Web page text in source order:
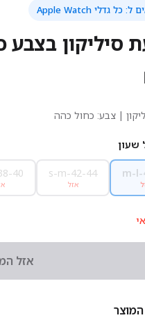
ל: כל גדלי Apple Watch
סיליקון בצבע
| צבע: כחול כהה
שעון
m-l-
s-m-42-44
אזל
40
אזל